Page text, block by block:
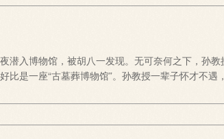
潜入博物馆，被胡八一发现。无可奈何之下，孙
比是一座“古墓葬博物馆”。孙教授一辈子怀才不